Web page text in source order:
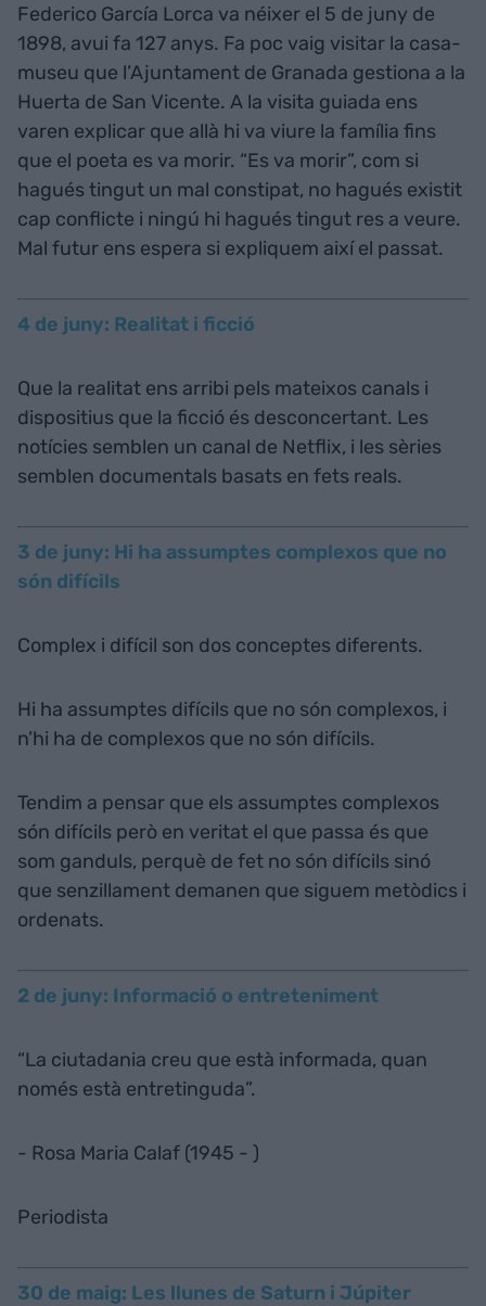
Federico García Lorca va néixer el 5 de juny de
1898, avui fa 127 anys. Fa poc vaig visitar la casa-
museu que l’Ajuntament de Granada gestiona a la
Huerta de San Vicente. A la visita guiada ens
varen explicar que allà hi va viure la família fins
que el poeta es va morir. “Es va morir”, com si
hagués tingut un mal constipat, no hagués existit
cap conflicte i ningú hi hagués tingut res a veure.
Mal futur ens espera si expliquem així el passat.
4 de juny: Realitat i ficció
Que la realitat ens arribi pels mateixos canals i
dispositius que la ficció és desconcertant. Les
notícies semblen un canal de Netflix, i les sèries
semblen documentals basats en fets reals.
3 de juny: Hi ha assumptes complexos que no
són difícils
Complex i difícil son dos conceptes diferents.
Hi ha assumptes difícils que no són complexos, i
n’hi ha de complexos que no són difícils.
Tendim a pensar que els assumptes complexos
són difícils però en veritat el que passa és que
som ganduls, perquè de fet no són difícils sinó
que senzillament demanen que siguem metòdics i
ordenats.
2 de juny: Informació o entreteniment
“La ciutadania creu que està informada, quan
només està entretinguda”.
- Rosa Maria Calaf (1945 - )
Periodista
30 de maig: Les llunes de Saturn i Júpiter